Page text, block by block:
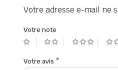
Votre adresse e-mail ne
Votre note
Votre avis *